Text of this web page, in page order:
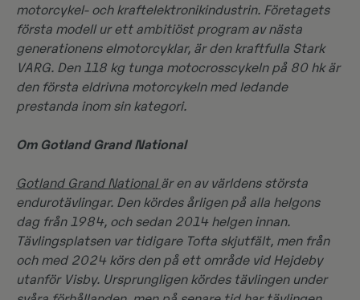
motorcykel- och kraftelektronikindustrin. Företagets
första modell ur ett ambitiöst program av nästa
generationens elmotorcyklar, är den kraftfulla Stark
VARG. Den 118 kg tunga motocrosscykeln på 80 hk är
den första eldrivna motorcykeln med ledande
prestanda inom sin kategori.
Om Gotland Grand National
Gotland Grand National är en av världens största
endurotävlingar. Den kördes årligen på alla helgons
dag från 1984, och sedan 2014 helgen innan.
Tävlingsplatsen var tidigare Tofta skjutfält, men från
och med 2024 körs den på ett område vid Hejdeby
utanför Visby. Ursprungligen kördes tävlingen under